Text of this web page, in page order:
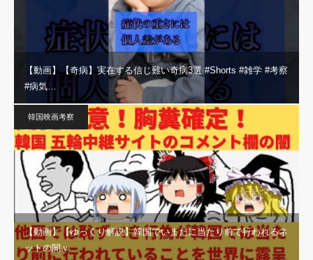
【動画】【奇病】実在する信じ難い奇病3選 #Shorts #雑学 #考察
#病気…
韓国映画考察
【動画】【ゆっくり解説】韓国でいまだに当たり前で行われるネ
ットの闇ｖ